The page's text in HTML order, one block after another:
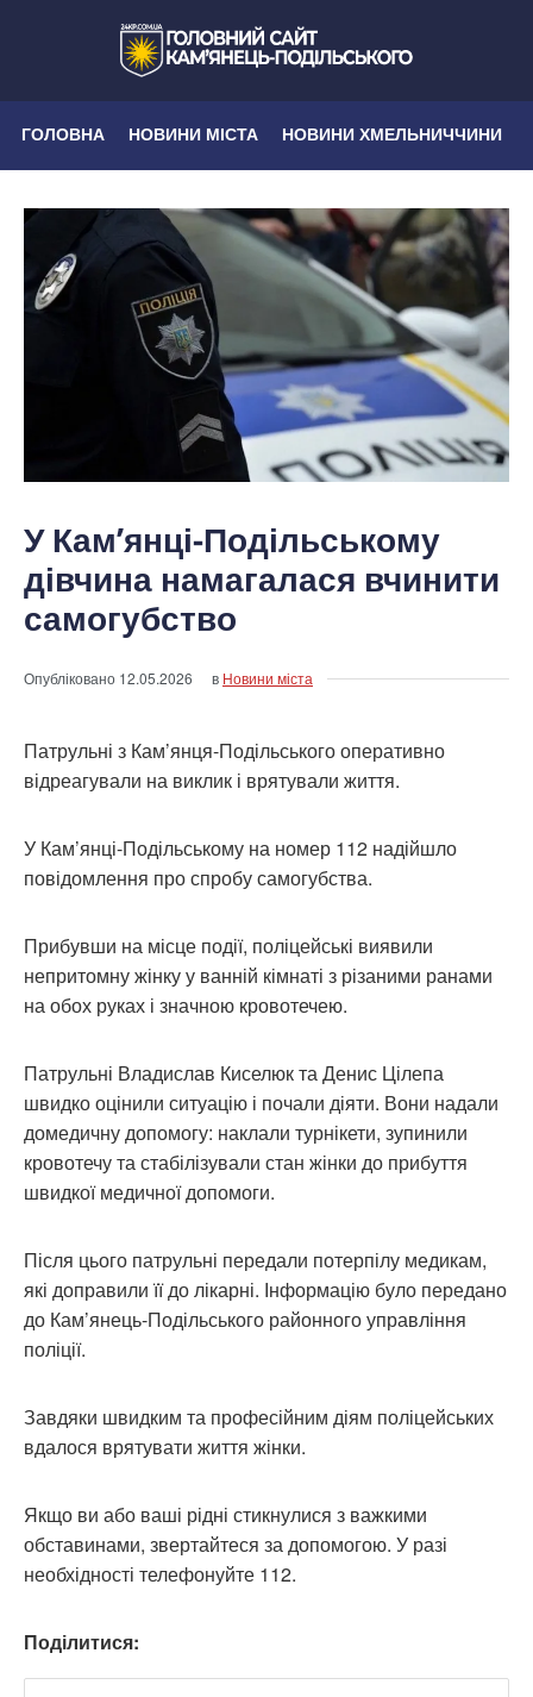
ГОЛОВНА НОВИНИ МІСТА НОВИНИ ХМЕЛЬНИЧЧИНИ
У Кам’янці-Подільському
дівчина намагалася вчинити
самогубство
Опубліковано 12.05.2026 в Новини міста
Патрульні з Кам’янця-Подільського оперативно
відреагували на виклик і врятували життя.
У Кам’янці-Подільському на номер 112 надійшло
повідомлення про спробу самогубства.
Прибувши на місце події, поліцейські виявили
непритомну жінку у ванній кімнаті з різаними ранами
на обох руках і значною кровотечею.
Патрульні Владислав Киселюк та Денис Цілепа
швидко оцінили ситуацію і почали діяти. Вони надали
домедичну допомогу: наклали турнікети, зупинили
кровотечу та стабілізували стан жінки до прибуття
швидкої медичної допомоги.
Після цього патрульні передали потерпілу медикам,
які доправили її до лікарні. Інформацію було передано
до Кам’янець-Подільського районного управління
поліції.
Завдяки швидким та професійним діям поліцейських
вдалося врятувати життя жінки.
Якщо ви або ваші рідні стикнулися з важкими
обставинами, звертайтеся за допомогою. У разі
необхідності телефонуйте 112.
Поділитися: